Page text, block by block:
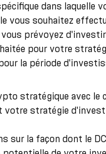
dans laquelle
vous souhaitez
prévoyez
pour votre
la période
stratégique avec le
stratégie
sur la façon dont le